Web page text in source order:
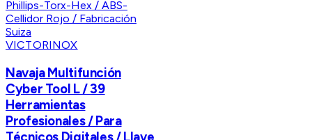
VICTORINOX
Navaja Multifunción
Cyber Tool L / 39
Herramientas
Profesionales / Para
Técnicos Digitales / Llave